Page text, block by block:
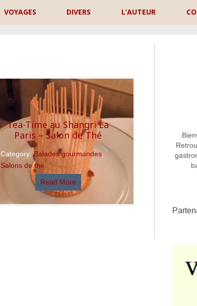
VOYAGES DIVERS L’AUTEUR
Prénom
Adresse de contact
Commentaire ou
Tea-Time au Shangri La
Paris – Salon de Thé
Category:Balades gourmandes
Salons de thé
Read More